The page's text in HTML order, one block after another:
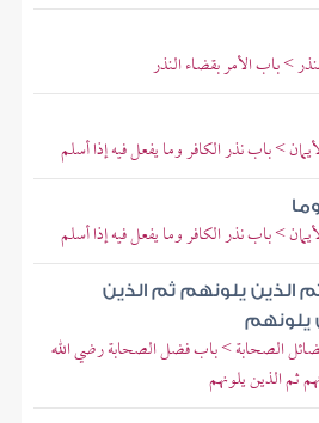
> باب الأمر بقضاء النذر
> باب نذر الكافر وما يفعل فيه إذا أسلم
> باب نذر الكافر وما يفعل فيه إذا أسلم
الذين يلونهم ثم الذين
يلونهم
الصحابة > باب فضل الصحابة رضي الله
ثم الذين يلونهم